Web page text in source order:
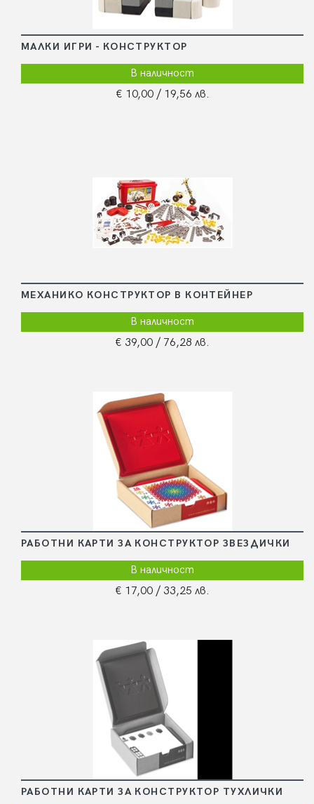
МАЛКИ ИГРИ - КОНСТРУКТОР
В наличност
€ 10,00 / 19,56 лв.
МЕХАНИКО КОНСТРУКТОР В КОНТЕЙНЕР
В наличност
€ 39,00 / 76,28 лв.
РАБОТНИ КАРТИ ЗА КОНСТРУКТОР ЗВЕЗДИЧКИ
В наличност
€ 17,00 / 33,25 лв.
РАБОТНИ КАРТИ ЗА КОНСТРУКТОР ТУХЛИЧКИ